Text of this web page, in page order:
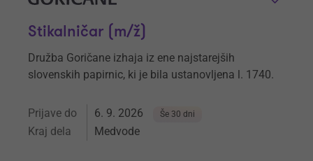
Stikalničar (m/ž)
Družba Goričane izhaja iz ene najstarejših
slovenskih papirnic, ki je bila ustanovljena l. 1740.
Prijave do 6. 9. 2026 Še 30 dni
Kraj dela Medvode